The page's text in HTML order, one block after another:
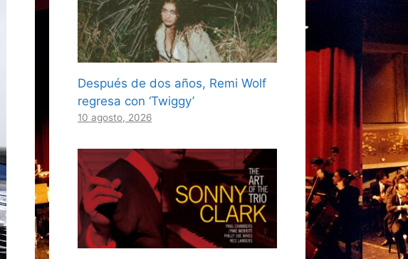
Después de dos años, Remi Wolf
regresa con ‘Twiggy’
10 agosto, 2026